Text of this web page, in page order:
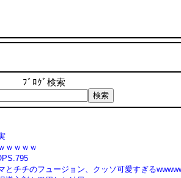
ﾌﾞﾛｸﾞ検索
ｗｗｗｗ
とチチのフュージョン、クッソ可愛すぎる